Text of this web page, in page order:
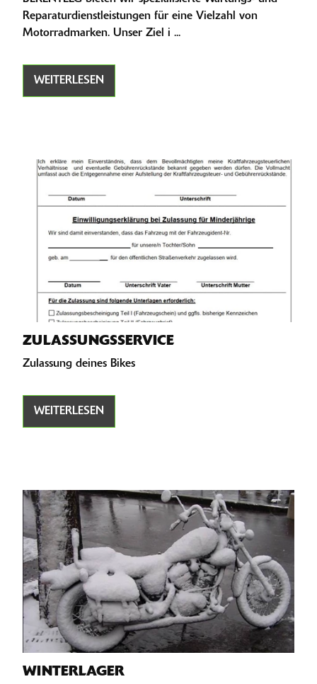
Reparaturdienstleistungen für eine Vielzahl von
Motorradmarken. Unser Ziel i ...
WEITERLESEN
ZULASSUNGSSERVICE
Zulassung deines Bikes
WEITERLESEN
WINTERLAGER